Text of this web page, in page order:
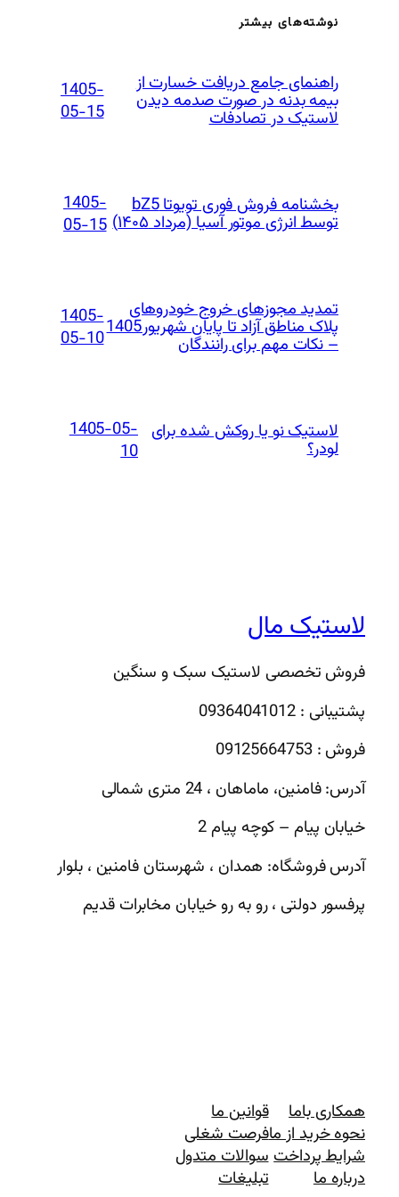
نوشته‌های بیشتر
راهنمای جامع دریافت خسارت از
بیمه بدنه در صورت صدمه دیدن
لاستیک در تصادفات
1405-
05-15
بخشنامه فروش فوری تویوتا bZ5
توسط انرژی موتور آسیا (مرداد ۱۴۰۵)
1405-
05-15
تمدید مجوزهای خروج خودروهای
پلاک مناطق آزاد تا پایان شهریور 1405
– نکات مهم برای رانندگان
1405-
05-10
لاستیک نو یا روکش شده برای
لودر؟
1405-05-
10
لاستیک مال
فروش تخصصی لاستیک سبک و سنگین
پشتیبانی : 09364041012
فروش : 09125664753
آدرس: فامنین، ماماهان ، 24 متری شمالی
خیابان پیام – کوچه پیام 2
آدرس فروشگاه: همدان ، شهرستان فامنین ، بلوار
پرفسور دولتی ، رو به رو خیابان مخابرات قدیم
همکاری باما
نحوه خرید از ما
شرایط پرداخت
درباره ما
قوانین ما
فرصت شغلی
سوالات متدول
تبلیغات